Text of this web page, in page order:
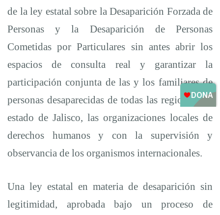
de la ley estatal sobre la Desaparición Forzada de
Personas y la Desaparición de Personas
Cometidas por Particulares sin antes abrir los
espacios de consulta real y garantizar la
participación conjunta de las y los familiares de
personas desaparecidas de todas las regiones del
estado de Jalisco, las organizaciones locales de
derechos humanos y con la supervisión y
observancia de los organismos internacionales.
Una ley estatal en materia de desaparición sin
legitimidad, aprobada bajo un proceso de